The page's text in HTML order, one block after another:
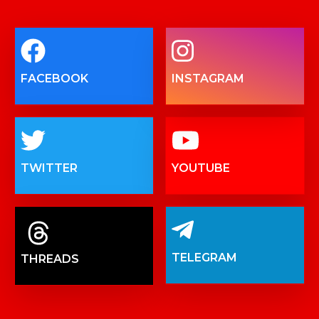
FACEBOOK INSTAGRAM
TWITTER YOUTUBE
THREADS TELEGRAM